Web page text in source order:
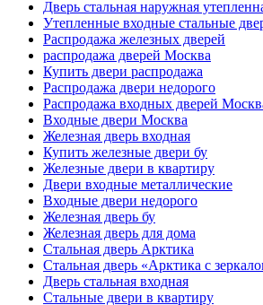
Дверь стальная наружная
Утепленные входные стальные
Распродажа железных дверей
распродажа дверей Москва
Купить двери распродажа
Распродажа двери недорого
Распродажа входных дверей
Входные двери Москва
Железная дверь входная
Купить железные двери бу
Железные двери в квартиру
Двери входные металлические
Входные двери недорого
Железная дверь бу
Железная дверь для дома
Стальная дверь Арктика
Стальная дверь «Арктика с
Дверь стальная входная
Стальные двери в квартиру